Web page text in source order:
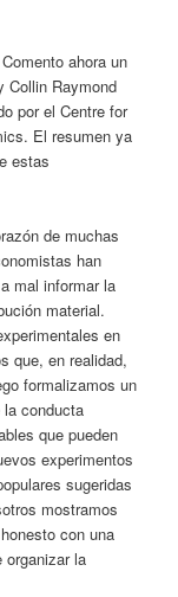
ahora un
Collin Raymond
por el Centre for
El resumen ya
estas
de muchas
han
mal informar la
material.
en
que, en realidad,
formalizamos un
conducta
que pueden
experimentos
sugeridas
mostramos
con una
organizar la